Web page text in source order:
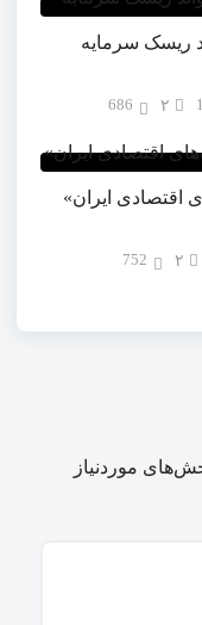
ریسک سرمایه
686
اقتصادی ایران»
752
موردنیاز